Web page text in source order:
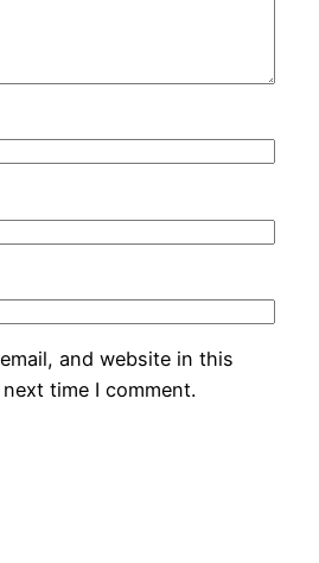
and website in this
time I comment.